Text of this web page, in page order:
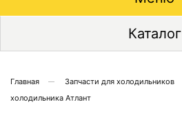
Каталог
Главная Запчасти для холодильников
холодильника Атлант